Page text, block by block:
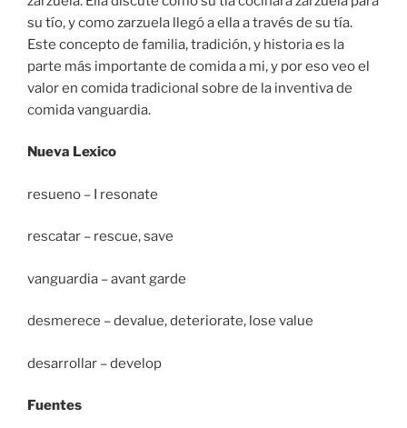
su tío, y como zarzuela llegó a ella a través de su tía.
Este concepto de familia, tradición, y historia es la
parte más importante de comida a mi, y por eso veo el
valor en comida tradicional sobre de la inventiva de
comida vanguardia.
Nueva Lexico
resueno – I resonate
rescatar – rescue, save
vanguardia – avant garde
desmerece – devalue, deteriorate, lose value
desarrollar – develop
Fuentes